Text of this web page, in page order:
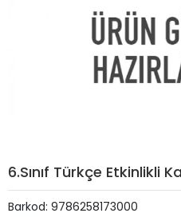
6.Sınıf Türkçe Etkinlikli
Barkod: 9786258173000